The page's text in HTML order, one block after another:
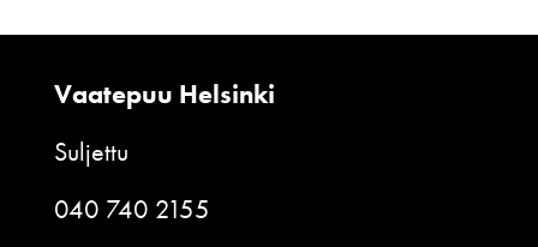
Vaatepuu Helsinki
Suljettu
040 740 2155